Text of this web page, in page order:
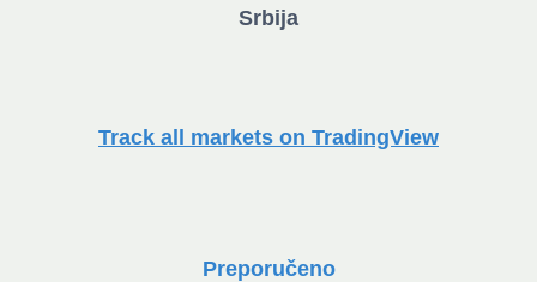
Srbija
Track all markets on TradingView
Preporučeno